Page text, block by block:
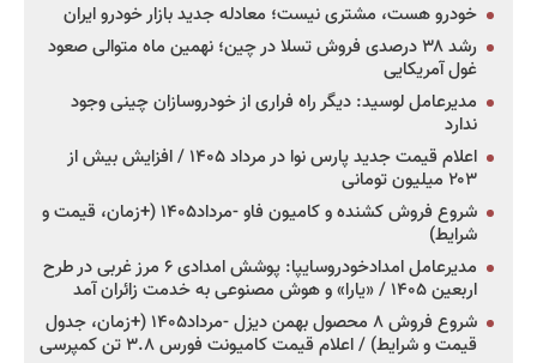
خودرو هست، مشتری نیست؛ معادله جدید بازار خودرو ایران
رشد ۳۸ درصدی فروش تسلا در چین؛ نهمین ماه متوالی صعود
غول آمریکایی
مدیرعامل لوسید: دیگر راه فراری از خودروسازان چینی وجود
ندارد
اعلام قیمت جدید پارس نوا در مرداد ۱۴۰۵ / افزایش بیش از
۲۰۳ میلیون تومانی
شروع فروش کشنده و کامیون فاو -مرداد۱۴۰۵ (+زمان، قیمت و
شرایط)
مدیرعامل امدادخودروسایپا: پوشش امدادی ۶ مرز غربی در طرح
اربعین ۱۴۰۵ / «یارا» و هوش مصنوعی به خدمت زائران آمد
شروع فروش ۸ محصول بهمن دیزل -مرداد۱۴۰۵ (+زمان، جدول
قیمت و شرایط) / اعلام قیمت کامیونت فورس ۳.۸ تن کمپرسی